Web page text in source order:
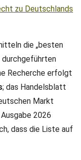
zu Deutschlands
die „besten
durchgeführten
Recherche erfolgt
; das Handelsblatt
Markt
2026
dass die Liste auf